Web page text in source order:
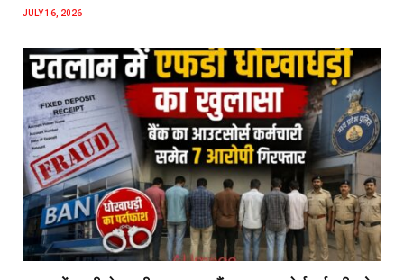
JULY 16, 2026